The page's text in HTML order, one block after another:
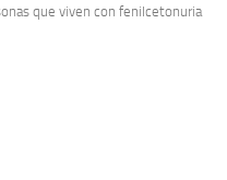
que viven con fenilcetonuria